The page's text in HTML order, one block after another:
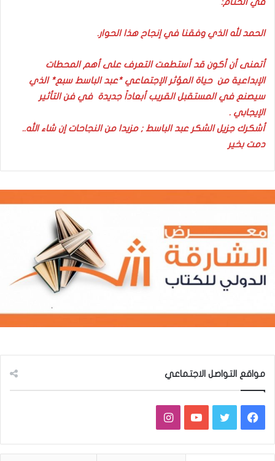
الحمد لله الذي وفقنا في إنجاح هذا الحوار.
أتمنى أن أكون قد أستطعت التعرف على أهم المحطات
الإبداعية من حياة المؤثر الإجتماعي *عبد الباسط سبع* الذي
سيصنع في المستقبل القريب أبعاداً جديدة في فن التأثير
الإيجابي .
أشكرك جزيل الشكر عبد الباسط ; مزيدا من النجاحات إن شاء الله..
دمت بخير
مواقع التواصل الاجتماعي
فيسبوكتويتر يوتيوبانستقرام